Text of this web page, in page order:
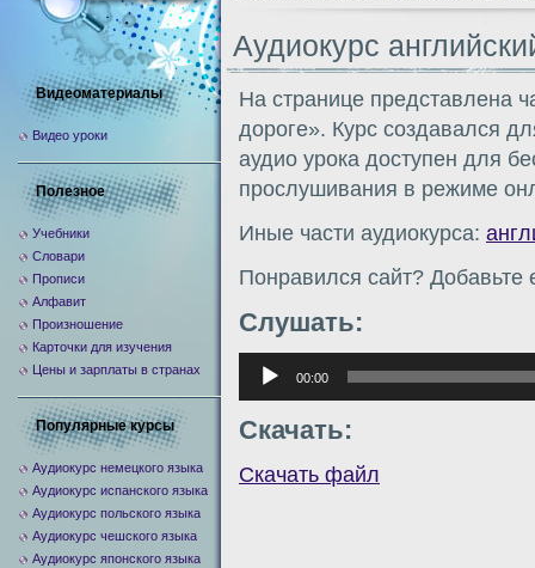
Аудиокурс
На странице представлена
дороге». Курс создавался
аудио урока доступен для
прослушивания в режиме
Иные части аудиокурса:
Понравился сайт? Добавьте
Слушать:
Аудиоплеер
00:00
Скачать:
Скачать файл
Видеоматериалы
Видео уроки
Полезное
Учебники
Словари
Прописи
Алфавит
Произношение
Карточки для изучения
Цены и зарплаты в странах
Популярные курсы
Аудиокурс немецкого языка
Аудиокурс испанского языка
Аудиокурс польского языка
Аудиокурс чешского языка
Аудиокурс японского языка